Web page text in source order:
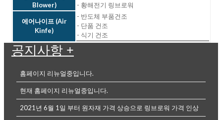
Blower)
- 황해전기 링브로워
에어나이프 (Air
Kinfe)
- 반도체 부품건조
- 단품 건조
- 식기 건조
공지사항 +
홈페이지 리뉴얼중입니다.
현재 홈페이지 리뉴얼중입니다.
2021년 6월 1일 부터 원자재 가격 상승으로 링브로워 가격 인상